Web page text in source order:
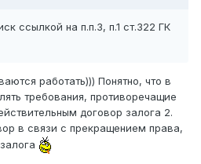
ссылкой на п.п.3, п.1 ст.322 ГК
работать))) Понятно, что в
требования, противоречащие
договор залога 2.
в связи с прекращением права,